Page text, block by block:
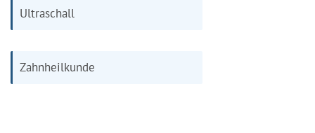
Ultraschall
Zahnheilkunde